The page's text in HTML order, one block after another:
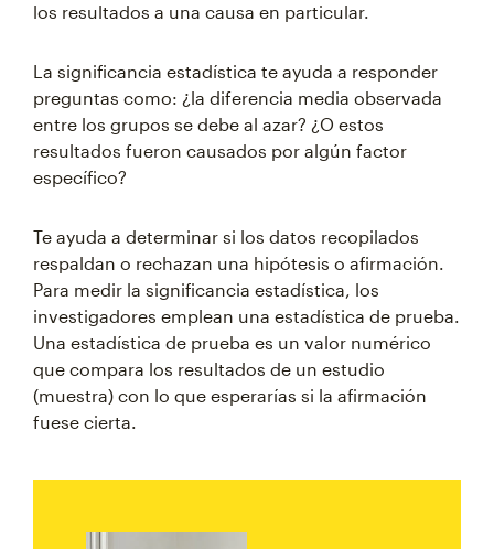
los resultados a una causa en particular.
La significancia estadística te ayuda a responder
preguntas como: ¿la diferencia media observada
entre los grupos se debe al azar? ¿O estos
resultados fueron causados por algún factor
específico?
Te ayuda a determinar si los datos recopilados
respaldan o rechazan una hipótesis o afirmación.
Para medir la significancia estadística, los
investigadores emplean una estadística de prueba.
Una estadística de prueba es un valor numérico
que compara los resultados de un estudio
(muestra) con lo que esperarías si la afirmación
fuese cierta.